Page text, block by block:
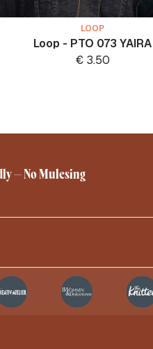
LOOP
Loop - PTO 073 YAIRA
€ 3.50
– No Mulesing